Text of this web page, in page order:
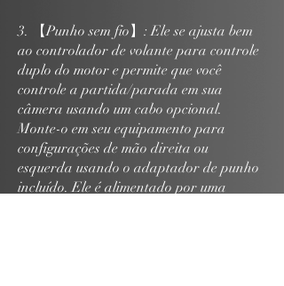
3. 【Punho sem fio】: Ele se ajusta bem
ao controlador de volante para controle
duplo do motor e permite que você
controle a partida/parada em sua
câmera usando um cabo opcional.
Monte-o em seu equipamento para
configurações de mão direita ou
esquerda usando o adaptador de punho
incluído. Ele é alimentado por uma